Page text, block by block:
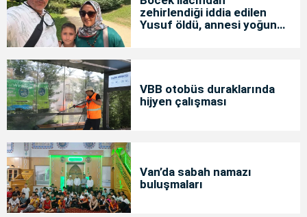
zehirlendiği iddia edilen
Yusuf öldü, annesi yoğun
VBB otobüs duraklarında
hijyen çalışması
Van’da sabah namazı
buluşmaları